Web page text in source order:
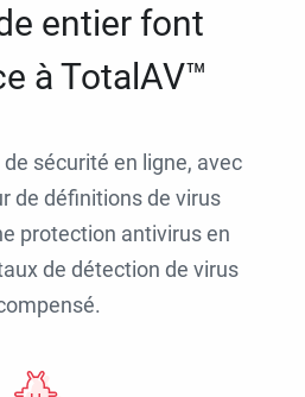
entier font
à TotalAV™
sécurité en ligne, avec
de définitions de virus
protection antivirus en
de détection de virus